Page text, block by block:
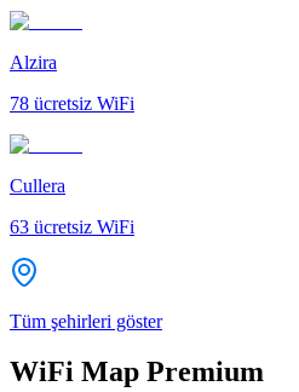
Alzira
78 ücretsiz WiFi
Cullera
63 ücretsiz WiFi
Tüm şehirleri göster
WiFi Map Premium